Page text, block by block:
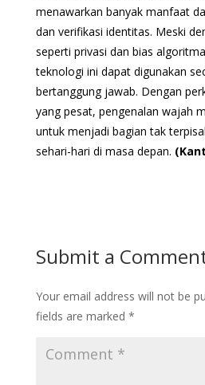
menawarkan banyak manfaat
dan verifikasi identitas. Meski
seperti privasi dan bias
teknologi ini dapat digunakan
bertanggung jawab. Dengan
yang pesat, pengenalan wajah
untuk menjadi bagian tak
sehari-hari di masa depan.
Submit a
Your email address will not be
fields are marked *